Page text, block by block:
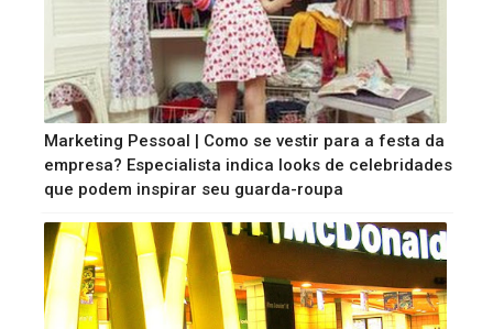
Marketing Pessoal | Como se vestir para a festa da
empresa? Especialista indica looks de celebridades
que podem inspirar seu guarda-roupa